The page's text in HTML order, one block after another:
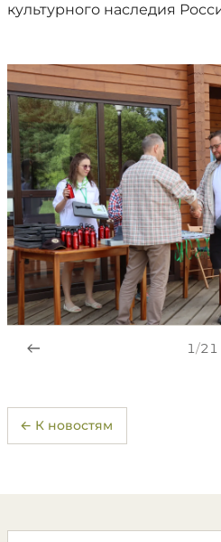
культурного наследия
1/21
← К новостям